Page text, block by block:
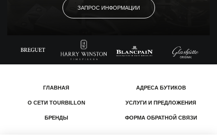
ЗАПРОС ИНФОРМАЦИИ
ГЛАВНАЯ
О СЕТИ TOURBILLON
БРЕНДЫ
АДРЕСА БУТИКОВ
УСЛУГИ И ПРЕДЛОЖЕНИЯ
ФОРМА ОБРАТНОЙ СВЯЗИ